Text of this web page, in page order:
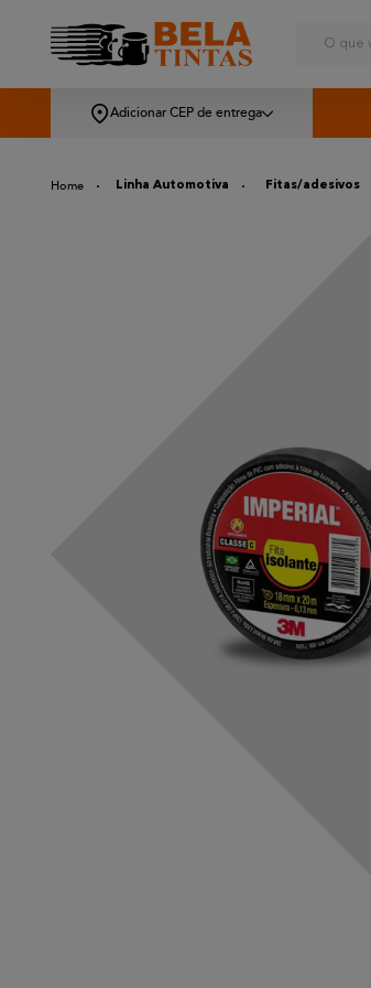
Adicionar CEP de entrega
Linha Automotiva Fitas/adesivos